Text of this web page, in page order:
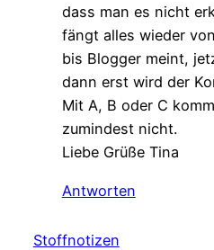
dass man es nicht
fängt alles wieder
bis Blogger meint,
dann erst wird der
Mit A, B oder C
zumindest nicht.
Liebe Grüße Tina
Antworten
Stoffnotizen